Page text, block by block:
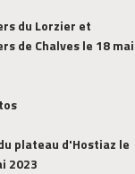
du Lorzier et
de Chalves le 18 mai
plateau d'Hostiaz le
2023